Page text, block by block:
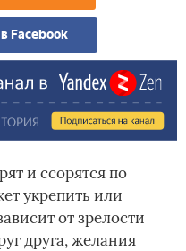
Facebook
и ссорятся по
укрепить или
от зрелости
друга, желания